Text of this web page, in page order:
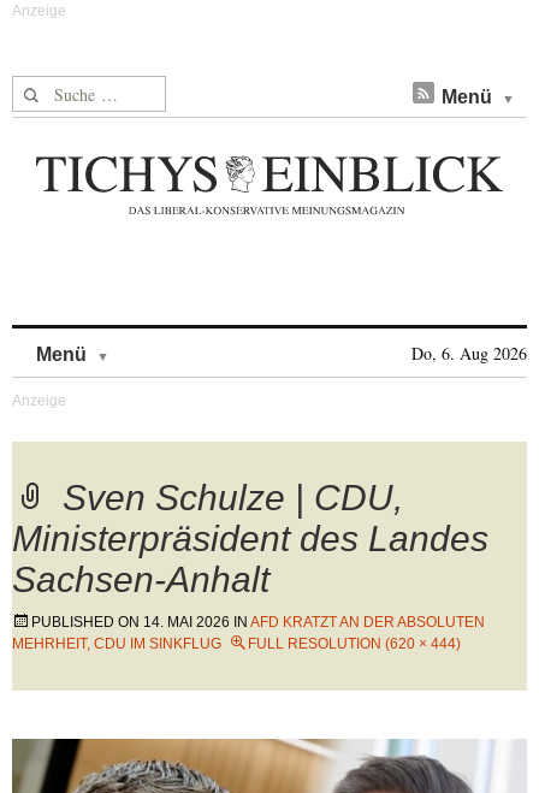
Suche nach: Menü
Menü Do, 6. Aug 2026
Sven Schulze | CDU,
Ministerpräsident des Landes
Sachsen-Anhalt
PUBLISHED ON 14. MAI 2026 IN AFD KRATZT AN DER ABSOLUTEN
MEHRHEIT, CDU IM SINKFLUG
FULL RESOLUTION (620 × 444)